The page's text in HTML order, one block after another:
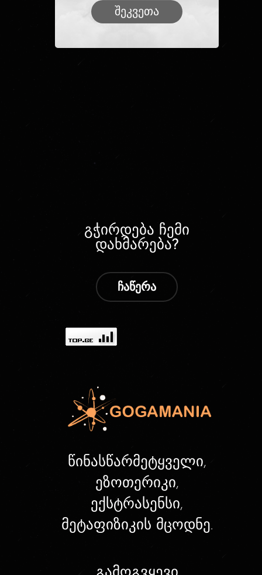
შეკვეთა
გჭირდება ჩემი
დახმარება?
ჩაწერა
წინასწარმეტყველი,
ეზოთერიკი,
ექსტრასენსი,
მეტაფიზიკის მცოდნე.